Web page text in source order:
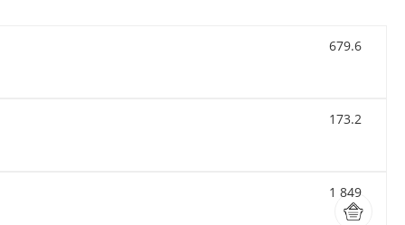
679.6
173.2
1 849